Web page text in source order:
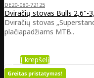
DE20-080-72125
Dviračių stovas Bulls 2,6"-
Dviračių stovas
plačiapadžiams MTB..
Į krepšelį